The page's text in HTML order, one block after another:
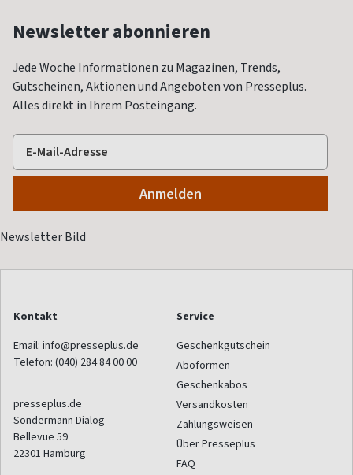
Newsletter abonnieren
Jede Woche Informationen zu Magazinen, Trends,
Gutscheinen, Aktionen und Angeboten von Presseplus.
Alles direkt in Ihrem Posteingang.
Kontakt
Email: info@presseplus.de
Telefon: (040) 284 84 00 00
presseplus.de
Sondermann Dialog
Bellevue 59
22301 Hamburg
Service
Geschenkgutschein
Aboformen
Geschenkabos
Versandkosten
Zahlungsweisen
Über Presseplus
FAQ